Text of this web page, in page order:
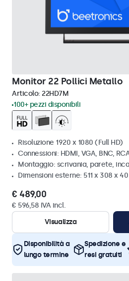
Monitor 22 Pollici Metallo
Articolo: 22HD7M
100+ pezzi disponibili
Risoluzione 1920 x 1080 (Full HD)
Connessioni: HDMI, VGA, BNC,
Montaggio: scrivania, parete,
Dimensioni esterne: 511 x 308 x
€ 489,00
€ 596,58 IVA incl.
Visualizza
Disponibilità a
lungo termine
Spedizione e
resi gratuiti